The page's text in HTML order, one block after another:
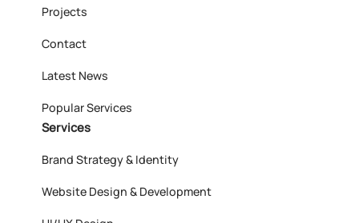
Projects
Contact
Latest News
Popular Services
Services
Brand Strategy & Identity
Website Design & Development